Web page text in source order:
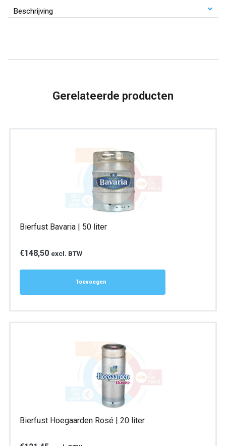
20
liter
Beschrijving
Gerelateerde producten
Bierfust Bavaria | 50 liter
€148,50 excl. BTW
Toevoegen
Bierfust Hoegaarden Rosé | 20 liter